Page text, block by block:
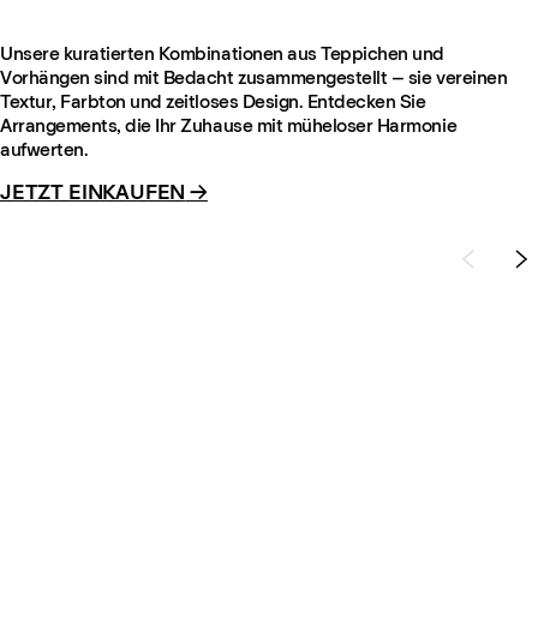
Unsere kuratierten Kombinationen aus Teppichen und
Vorhängen sind mit Bedacht zusammengestellt – sie vereinen
Textur, Farbton und zeitloses Design. Entdecken Sie
Arrangements, die Ihr Zuhause mit müheloser Harmonie
aufwerten.
JETZT EINKAUFEN →